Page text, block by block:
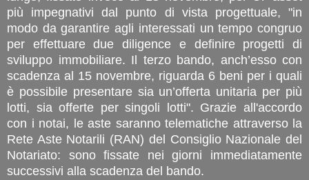
più impegnativi dal punto di vista progettuale, "in
modo da garantire agli interessati un tempo congruo
per effettuare due diligence e definire progetti di
sviluppo immobiliare. Il terzo bando, anch’esso con
scadenza al 15 novembre, riguarda 6 beni per i quali
è possibile presentare sia un’offerta unitaria per più
lotti, sia offerte per singoli lotti". Grazie all'accordo
con i notai, le aste saranno telematiche attraverso la
Rete Aste Notarili (RAN) del Consiglio Nazionale del
Notariato: sono fissate nei giorni immediatamente
successivi alla scadenza del bando.